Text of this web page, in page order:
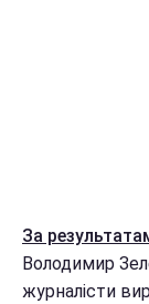
За
Володимир
журналісти